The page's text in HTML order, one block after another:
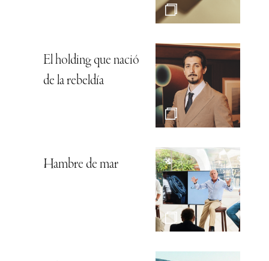
El holding que nació
de la rebeldía
Hambre de mar